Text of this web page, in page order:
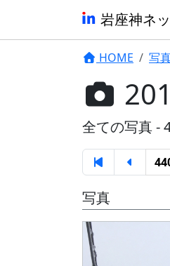
岩座神ネ
HOME 写
全ての写真 -
写真